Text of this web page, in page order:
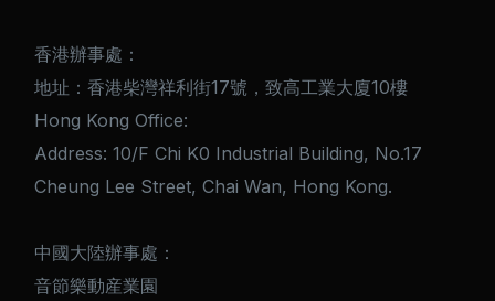
香港辦事處：
地址：香港柴灣祥利街17號，致高工業大廈10樓
Hong Kong Office:
Address: 10/F Chi K0 Industrial Building, No.17
Cheung Lee Street, Chai Wan, Hong Kong.
中國大陸辦事處：
音節樂動産業園